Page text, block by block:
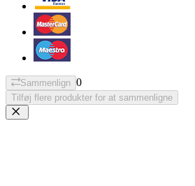
Sammenlign 0
Tilføj flere produkter for at sammenligne